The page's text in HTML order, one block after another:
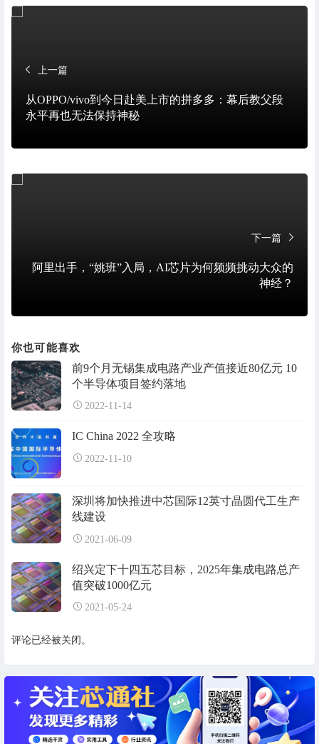
上一篇
从OPPO/vivo到今日赴美上市的拼多多：幕后教父段
永平再也无法保持神秘
下一篇
阿里出手，“姚班”入局，AI芯片为何频频挑动大众的
神经？
你也可能喜欢
前9个月无锡集成电路产业产值接近80亿元 10
个半导体项目签约落地
2022-11-14
IC China 2022 全攻略
2022-11-10
深圳将加快推进中芯国际12英寸晶圆代工生产
线建设
2021-06-09
绍兴定下十四五芯目标，2025年集成电路总产
值突破1000亿元
2021-05-24
评论已经被关闭。